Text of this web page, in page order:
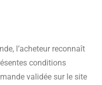
l’acheteur reconnaît
conditions
validée sur le site